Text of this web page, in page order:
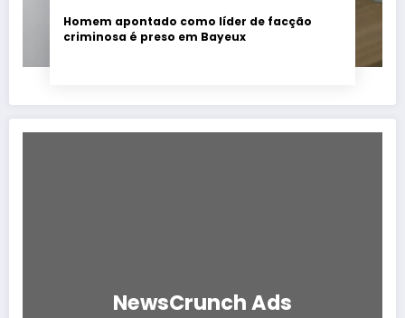
Homem apontado como líder de facção
criminosa é preso em Bayeux
NewsCrunch Ads